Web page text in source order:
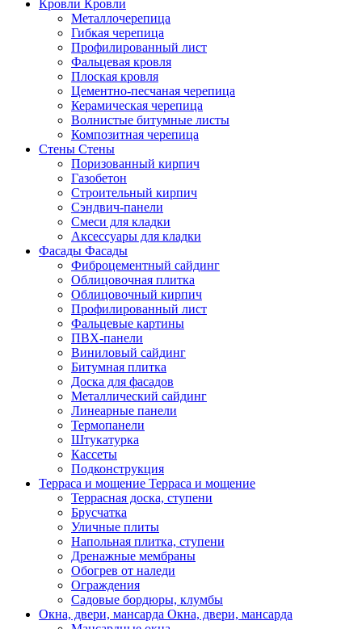
Кровли Кровли
Металлочерепица
Гибкая черепица
Профилированный лист
Фальцевая кровля
Плоская кровля
Цементно-песчаная черепица
Керамическая черепица
Волнистые битумные листы
Композитная черепица
Стены Стены
Поризованный кирпич
Газобетон
Строительный кирпич
Сэндвич-панели
Смеси для кладки
Аксессуары для кладки
Фасады Фасады
Фиброцементный сайдинг
Облицовочная плитка
Облицовочный кирпич
Профилированный лист
Фальцевые картины
ПВХ-панели
Виниловый сайдинг
Битумная плитка
Доска для фасадов
Металлический сайдинг
Линеарные панели
Термопанели
Штукатурка
Кассеты
Подконструкция
Терраса и мощение Терраса и мощение
Террасная доска, ступени
Брусчатка
Уличные плиты
Напольная плитка, ступени
Дренажные мембраны
Обогрев от наледи
Ограждения
Садовые бордюры, клумбы
Окна, двери, мансарда Окна, двери, мансарда